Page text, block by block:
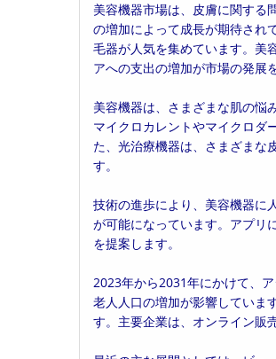
日:
美容機器市場は、皮膚に関する
の増加によって成長が期待され
毛器が人気を集めています。美
アへの支出の増加が市場の発展
美容機器は、さまざまな肌の悩
マイクロカレントやマイクロダ
た、光治療機器は、さまざまな
す。
技術の進歩により、美容機器に
が可能になっています。アプリ
を提案します。
2023年から2031年にかけて、
老人人口の増加が影響していま
す。主要企業は、オンライン販